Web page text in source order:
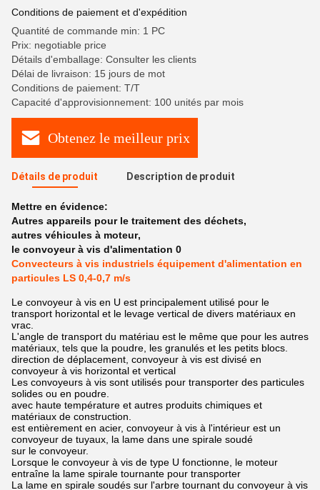
Conditions de paiement et d'expédition
Quantité de commande min: 1 PC
Prix: negotiable price
Détails d'emballage: Consulter les clients
Délai de livraison: 15 jours de mot
Conditions de paiement: T/T
Capacité d'approvisionnement: 100 unités par mois
Obtenez le meilleur prix
Détails de produit Description de produit
Mettre en évidence:
Autres appareils pour le traitement des déchets,
autres véhicules à moteur,
le convoyeur à vis d'alimentation 0
Convecteurs à vis industriels équipement d'alimentation en
particules LS 0,4-0,7 m/s
Le convoyeur à vis en U est principalement utilisé pour le
transport horizontal et le levage vertical de divers matériaux en
vrac.
L'angle de transport du matériau est le même que pour les autres
matériaux, tels que la poudre, les granulés et les petits blocs.
direction de déplacement, convoyeur à vis est divisé en
convoyeur à vis horizontal et vertical
Les convoyeurs à vis sont utilisés pour transporter des particules
solides ou en poudre.
avec haute température et autres produits chimiques et
matériaux de construction.
est entièrement en acier, convoyeur à vis à l'intérieur est un
convoyeur de tuyaux, la lame dans une spirale soudé
sur le convoyeur.
Lorsque le convoyeur à vis de type U fonctionne, le moteur
entraîne la lame spirale tournante pour transporter
La lame en spirale soudés sur l'arbre tournant du convoyeur à vis